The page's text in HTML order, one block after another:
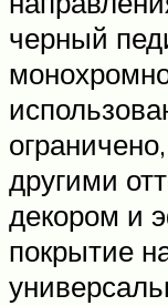
черный
другими
декором и
покрытие